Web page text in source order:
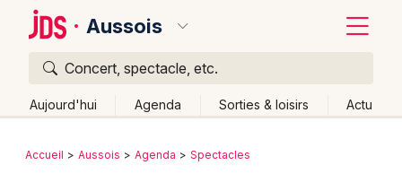
Aussois
Concert, spectacle, etc.
Aujourd'hui Agenda Sorties & loisirs Actu
Publier un événement
Retour
Accueil Aussois Agenda Spectacles
Quoi ?
Où ?